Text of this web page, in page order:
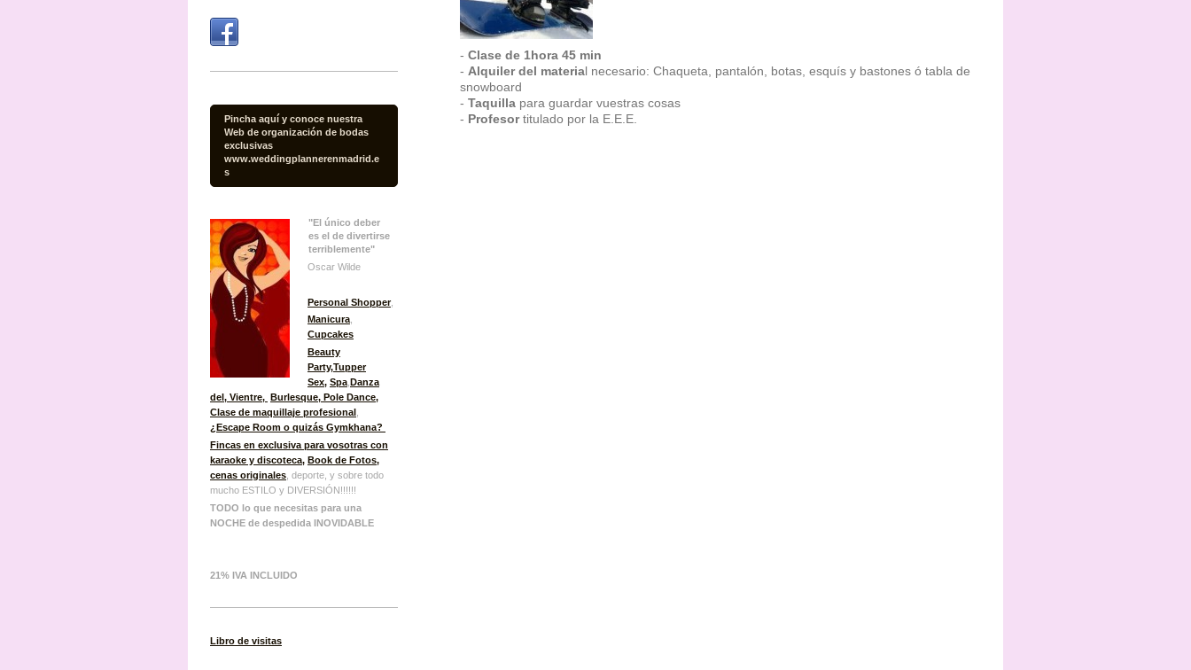
-Clase de 1hora 45 min
-Alquiler del materia l necesario: Chaqueta, pantalón, botas, esquís y bastones ó tabla de
snowboard
-Taquilla para guardar vuestras cosas
- Profesortitulado por la E.E.E.
Pincha aquí y conoce nuestra
Web de organización de bodas
exclusivas
www.weddingplannerenmadrid.e
s
"El único deber
es el de divertirse
terriblemente"
Oscar Wilde
Personal Shopper,
Manicura,
Cupcakes
Beauty
Party,Tupper
Sex, Spa Danza
del, Vientre,
Burlesque, Pole Dance,
Clase de maquillaje profesional
¿Escape Room o quizás Gymkhana?
Fincas en exclusiva para vosotras con
karaoke y discoteca, Book de Fotos,
cenas originales , deporte, y sobre todo
mucho ESTILO y DIVERSIÓN!!!!!!
TODO lo que necesitas para una
NOCHE de despedida INOVIDABLE
21% IVA INCLUIDO
Libro de visitas